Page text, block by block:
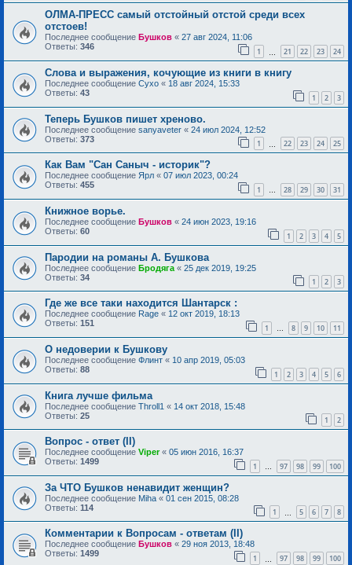
ОЛМА-ПРЕСС самый отстойный отстой среди всех
отстоев!
Последнее сообщение Бушков « 27 авг 2024, 11:06
Ответы: 346 1 21 22 23 24
Слова и выражения, кочующие из книги в книгу
Последнее сообщение Сухо « 18 авг 2024, 15:33
Ответы: 43 1 2 3
Теперь Бушков пишет хреново.
Последнее сообщение sanyaveter « 24 июл 2024, 12:52
Ответы: 373 1 22 23 24 25
Как Вам "Сан Саныч - историк"?
Последнее сообщение Ярл « 07 июл 2023, 00:24
Ответы: 455 1 … 28 29 30 31
Книжное ворье.
Последнее сообщение Бушков « 24 июн 2023, 19:16
Ответы: 60 1 2 3 4 5
Пародии на романы А. Бушкова
Последнее сообщение Бродяга « 25 дек 2019, 19:25
Ответы: 34 1 2 3
Где же все таки находится Шантарск :
Последнее сообщение Rage « 12 окт 2019, 18:13
Ответы: 151 1 … 8 9 10 11
О недоверии к Бушкову
Последнее сообщение Флинт « 10 апр 2019, 05:03
Ответы: 88 1 2 3 4 5 6
Книга лучше фильма
Последнее сообщение Throll1 « 14 окт 2018, 15:48
Ответы: 25 1 2
Вопрос - ответ (II)
Последнее сообщение Viper« 05 июн 2016, 16:37
Ответы: 1499 1 … 97 98 99 100
За ЧТО Бушков ненавидит женщин?
Последнее сообщение Miha « 01 сен 2015, 08:28
Ответы: 114 1 5 6 7 8
Комментарии к Вопросам - ответам (II)
Последнее сообщение Бушков « 29 ноя 2013, 18:48
Ответы: 1499 1 97 98 99 100